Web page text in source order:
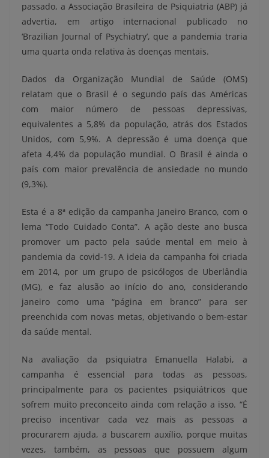
passado, a Associação Brasileira de Psiquiatria (ABP) já
advertia, em artigo internacional publicado no
‘Brazilian Journal of Psychiatry’, que a pandemia traria
uma quarta onda relativa às doenças mentais.
Dados da Organização Mundial de Saúde (OMS)
relatam que o Brasil é o segundo país das Américas
com maior número de pessoas depressivas,
equivalentes a 5,8% da população, atrás dos Estados
Unidos, com 5,9%. A depressão é uma doença que
afeta 4,4% da população mundial. O Brasil é ainda o
país com maior prevalência de ansiedade no mundo
(9,3%).
Esta é a 8ª edição da campanha Janeiro Branco, com o
lema “Todo Cuidado Conta”. A ação deste ano busca
promover um pacto pela saúde mental em meio à
pandemia da covid-19. A ideia da campanha foi criada
em 2014, por um grupo de psicólogos de Uberlândia
(MG), e faz alusão ao início do ano, considerando
janeiro como uma “página em branco” para ser
preenchida com novas metas, objetivando o bem-estar
da saúde mental.
Na avaliação da psiquiatra Emanuella Halabi, a
campanha é essencial para todas as pessoas,
principalmente para os pacientes psiquiátricos que
sofrem muito preconceito ainda com relação a isso. “É
preciso incentivar cada vez mais as pessoas a
procurarem ajuda, a buscarem auxílio, porque muitas
vezes, também, as pessoas que possuem algum